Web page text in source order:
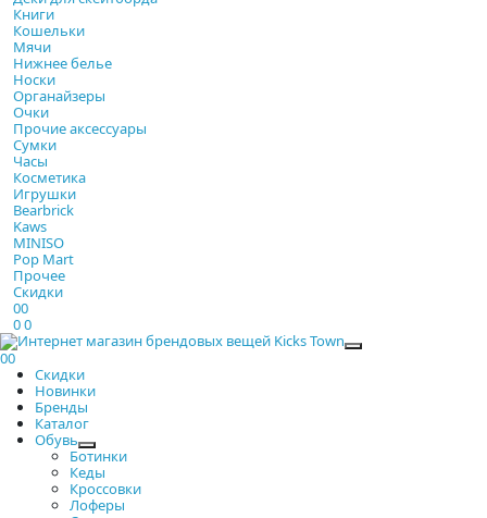
Книги
Кошельки
Мячи
Нижнее белье
Носки
Органайзеры
Очки
Прочие аксессуары
Сумки
Часы
Косметика
Игрушки
Bearbrick
Kaws
MINISO
Pop Mart
Прочее
Скидки
00
00
Закрыть
00
Скидки
Новинки
Бренды
Каталог
Обувь
Ботинки
Кеды
Кроссовки
Лоферы